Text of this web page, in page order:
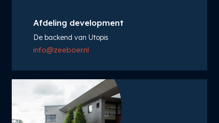
Afdeling development
De backend van Utopis
info@zeeboer.nl